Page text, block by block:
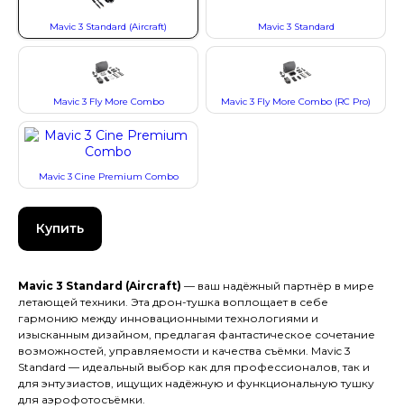
Mavic 3 Standard (Aircraft) Mavic 3 Standard
Mavic 3 Fly More Combo Mavic 3 Fly More Combo (RC Pro)
Mavic 3 Cine Premium Combo
Купить
Mavic 3 Standard (Aircraft) — ваш надёжный партнёр в мире
летающей техники. Эта дрон-тушка воплощает в себе
гармонию между инновационными технологиями и
изысканным дизайном, предлагая фантастическое сочетание
возможностей, управляемости и качества съёмки. Mavic 3
Standard — идеальный выбор как для профессионалов, так и
для энтузиастов, ищущих надёжную и функциональную тушку
для аэрофотосъёмки.